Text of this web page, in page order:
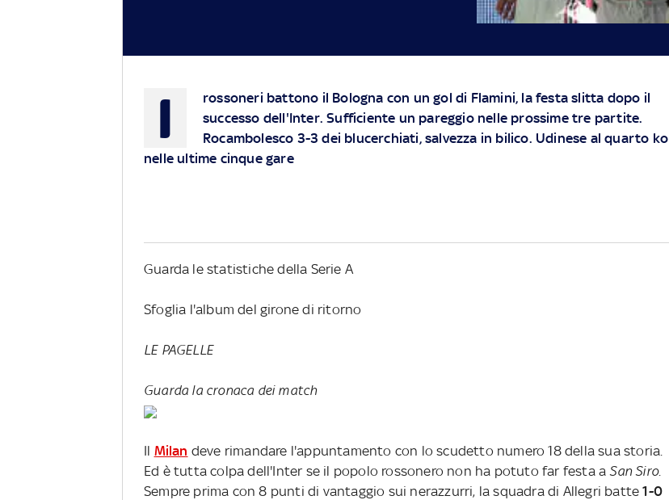
I
rossoneri battono il Bologna con un gol di Flamini, la festa slitta dopo il
successo dell'Inter. Sufficiente un pareggio nelle prossime tre partite.
Rocambolesco 3-3 dei blucerchiati, salvezza in bilico. Udinese al quarto ko
nelle ultime cinque gare
Guarda le statistiche della Serie A
Sfoglia l'album del girone di ritorno
LE PAGELLE
Guarda la cronaca dei match
Il Milan deve rimandare l'appuntamento con lo scudetto numero 18 della sua storia.
Ed è tutta colpa dell'Inter se il popolo rossonero non ha potuto far festa aSan Siro.
Sempre prima con 8 punti di vantaggio sui nerazzurri, la squadra di Allegri batte1-0